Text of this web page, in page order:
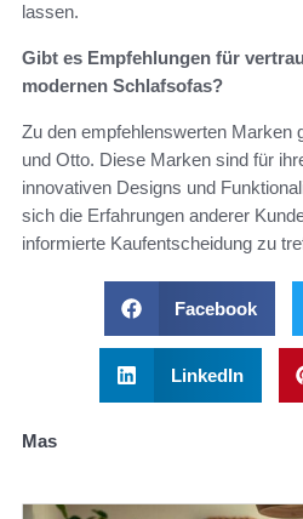
lassen.
Gibt es Empfehlungen für
modernen Schlafsofas?
Zu den empfehlenswerten Marken
und Otto. Diese Marken sind für
innovativen Designs und
sich die Erfahrungen anderer
informierte Kaufentscheidung zu
Facebook
LinkedIn
Mas